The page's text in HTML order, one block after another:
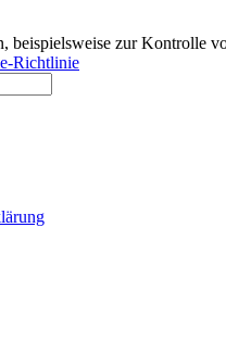
beispielsweise zur Kontrolle
Richtlinie